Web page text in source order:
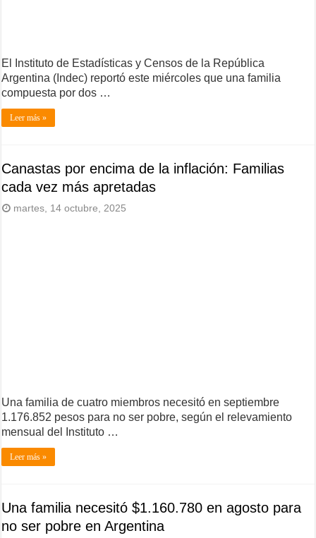
El Instituto de Estadísticas y Censos de la República
Argentina (Indec) reportó este miércoles que una familia
compuesta por dos …
Leer más »
Canastas por encima de la inflación: Familias
cada vez más apretadas
martes, 14 octubre, 2025
Una familia de cuatro miembros necesitó en septiembre
1.176.852 pesos para no ser pobre, según el relevamiento
mensual del Instituto …
Leer más »
Una familia necesitó $1.160.780 en agosto para
no ser pobre en Argentina